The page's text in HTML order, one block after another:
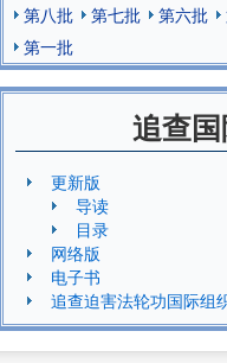
第八批
第七批 第六批
第一批
追查
更新版
导读
目录
网络版
电子书
追查迫害法轮功国际组